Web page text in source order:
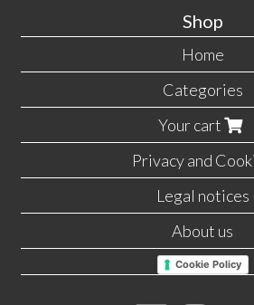
Shop
Home
Categories
Your cart
Privacy and
Legal notices
About us
Cookie Policy